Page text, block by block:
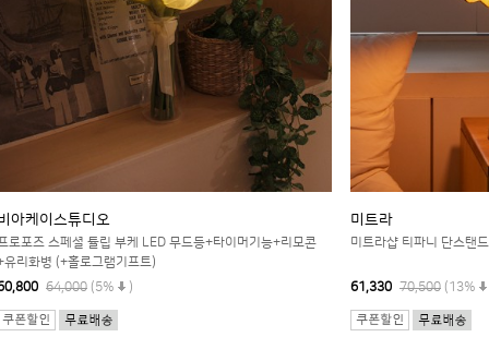
아케이스튜디오
로포즈 스페셜 튤립 부케 LED 무드등+타이머기능+리모콘
유리화병 (+홀로그램기프트)
64,000 (5% )
미트라
미트라샵 티파니 단스탠
61,330 70,500 (13%